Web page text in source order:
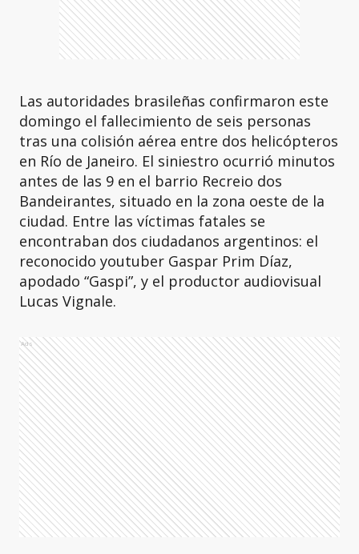
Las autoridades brasileñas confirmaron este
domingo el fallecimiento de seis personas
tras una colisión aérea entre dos helicópteros
en Río de Janeiro. El siniestro ocurrió minutos
antes de las 9 en el barrio Recreio dos
Bandeirantes, situado en la zona oeste de la
ciudad. Entre las víctimas fatales se
encontraban dos ciudadanos argentinos: el
reconocido youtuber Gaspar Prim Díaz,
apodado “Gaspi”, y el productor audiovisual
Lucas Vignale.
Ads